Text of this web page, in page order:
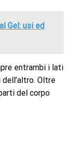
Gel: usi ed
entrambi i lati
Oltre
del corpo